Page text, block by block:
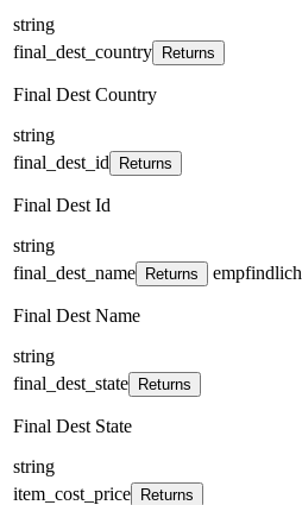
string
final_dest_country
Returns
Final Dest Country
string
final_dest_id
Returns
Final Dest Id
string
final_dest_name
Returns empfindlich
Final Dest Name
string
final_dest_state
Returns
Final Dest State
string
item_cost_price
Returns